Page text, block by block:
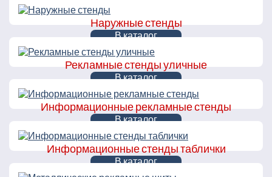
Наружные стенды
В каталог
Рекламные стенды уличные
В каталог
Информационные рекламные стенды
В каталог
Информационные стенды таблички
В каталог